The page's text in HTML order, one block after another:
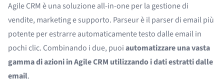
Agile CRM è una soluzione all-in-one per la gestione di
vendite, marketing e supporto. Parseur è il parser di email più
potente per estrarre automaticamente testo dalle email in
pochi clic. Combinando i due, puoiautomatizzare una vasta
gamma di azioni in Agile CRM utilizzando i dati estratti dalle
email.